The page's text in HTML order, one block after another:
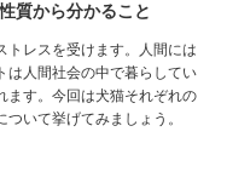
質から分かること
トレスを受けます。人間には
は人間社会の中で暮らしてい
ます。今回は犬猫それぞれの
いて挙げてみましょう。